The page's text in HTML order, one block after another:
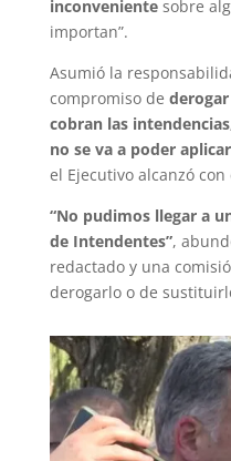
inconvenientesobre
importan”.
Asumió la
compromiso de
cobran las
no se va a poder
el Ejecutivo alcanzó
“No pudimos llegar a
de Intendentes”,
redactado y una
derogarlo o de